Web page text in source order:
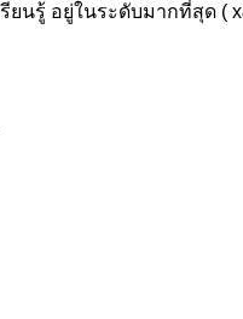
รู้ อยู่ในระดับมากที่สุด (